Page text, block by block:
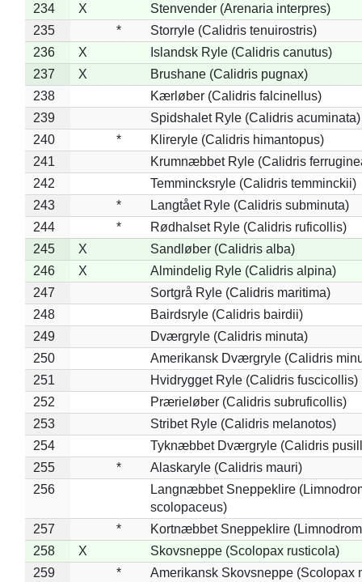
234 X
Stenvender (Arenaria interpres)
235
*
Storryle (Calidris tenuirostris)
236
X
Islandsk Ryle (Calidris canutus)
237
X
Brushane (Calidris pugnax)
238
Kærløber (Calidris falcinellus)
239
Spidshalet Ryle (Calidris acuminata)
240
*
Klireryle (Calidris himantopus)
241
Krumnæbbet Ryle (Calidris
242
Temmincksryle (Calidris temminckii)
243
*
Langtået Ryle (Calidris subminuta)
244
*
Rødhalset Ryle (Calidris ruficollis)
245
X
Sandløber (Calidris alba)
246
X
Almindelig Ryle (Calidris alpina)
247
Sortgrå Ryle (Calidris maritima)
248
Bairdsryle (Calidris bairdii)
249
Dværgryle (Calidris minuta)
250
Amerikansk Dværgryle (Calidris
251
Hvidrygget Ryle (Calidris fuscicollis)
252
Prærieløber (Calidris subruficollis)
253
Stribet Ryle (Calidris melanotos)
254
Tyknæbbet Dværgryle (Calidris
255
*
Alaskaryle (Calidris mauri)
256
Langnæbbet Sneppeklire
scolopaceus)
257
*
Kortnæbbet Sneppeklire
258
X
Skovsneppe (Scolopax rusticola)
259
*
Amerikansk Skovsneppe (Scolopax